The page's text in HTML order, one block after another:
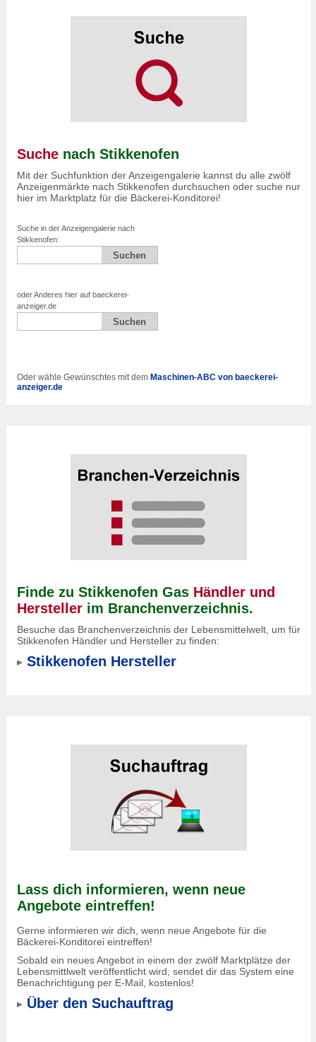
Suche nach Stikkenofen
Mit der Suchfunktion der Anzeigengalerie kannst du alle zwölf
Anzeigenmärkte nach Stikkenofen durchsuchen oder suche nur
hier im Marktplatz für die Bäckerei-Konditorei!
Suche in der Anzeigengalerie nach
Stikkenofen:
oder Anderes hier auf baeckerei-
anzeiger.de
Oder wähle Gewünschtes mit dem Maschinen-ABC von baeckerei-
anzeiger.de
Finde zu Stikkenofen Gas Händler und
Hersteller im Branchenverzeichnis.
Besuche das Branchenverzeichnis der Lebensmittelwelt, um für
Stikkenofen Händler und Hersteller zu finden:
Stikkenofen Hersteller
Lass dich informieren, wenn neue
Angebote eintreffen!
Gerne informieren wir dich, wenn neue Angebote für die
Bäckerei-Konditorei eintreffen!
Sobald ein neues Angebot in einem der zwölf Marktplätze der
Lebensmittlwelt veröffentlicht wird, sendet dir das System eine
Benachrichtigung per E-Mail, kostenlos!
Über den Suchauftrag